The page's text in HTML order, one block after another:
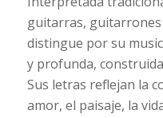
guitarras,
distingue por su
y profunda,
Sus letras reflejan la
amor, el paisaje, la